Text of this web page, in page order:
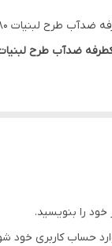
ضدآب طرح لبنیات 80
ضدآب طرح لبنیات
را بنویسید.
حساب کاربری خود